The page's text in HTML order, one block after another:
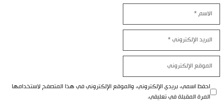
احفظ اسمي، بريدي الإلكتروني، والموقع الإلكتروني في هذا المتصفح لاستخدامها
المرة المقبلة في تعليقي.